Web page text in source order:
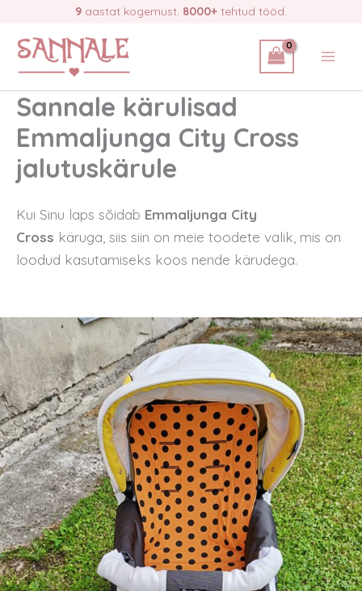
content
9 aastat kogemust. 8000+ tehtud tööd.
Sannale kärulisad
Emmaljunga City Cross
jalutuskärule
Kui Sinu laps sõidab Emmaljunga City
Cross käruga, siis siin on meie toodete valik, mis on
loodud kasutamiseks koos nende kärudega.